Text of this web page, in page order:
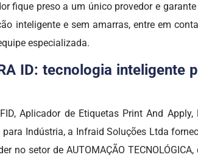
fique preso a um único provedor e
inteligente e sem amarras, entre em
especializada.
ID: tecnologia inteligente
Aplicador de Etiquetas Print And
Indústria, a Infraid Soluções Ltda
no setor de AUTOMAÇÃO